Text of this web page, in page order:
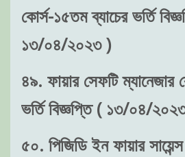
কোর্স-১৫তম ব্যাচের ভর্তি
১৩/০৪/২০২৩ )
৪৯. ফায়ার সেফটি ম্যানেজার
ভর্তি বিজ্ঞপ্তি ( ১৩/০৪/
৫০. পিজিডি ইন ফায়ার